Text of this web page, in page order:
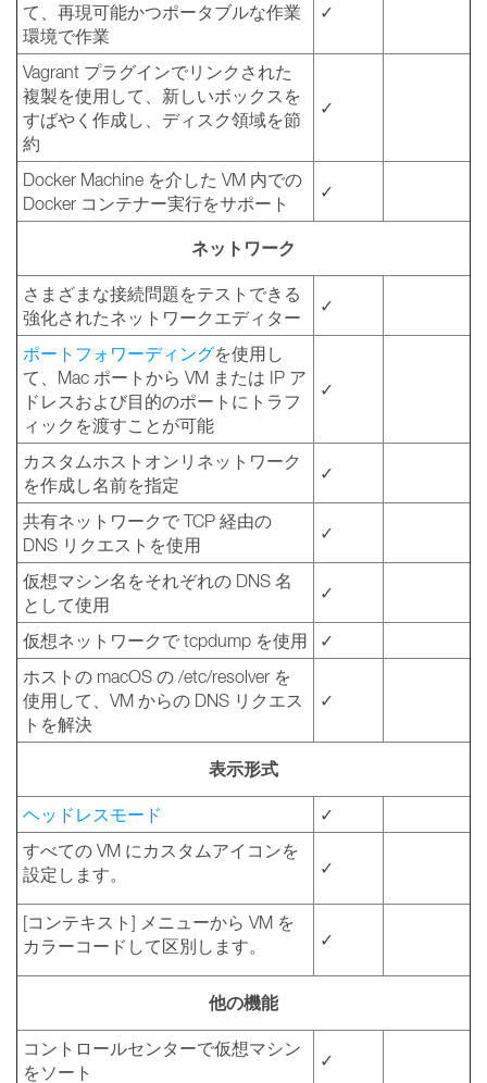
て、再現可能かつポータブルな作業
環境で作業
✓
Vagrant プラグインでリンクされた
複製を使用して、新しいボックスを
すばやく作成し、ディスク領域を節
約
✓
Docker Machine を介した VM 内での
Docker コンテナー実行をサポート
✓
ネットワーク
さまざまな接続問題をテストできる
強化されたネットワークエディター
✓
ポートフォワーディングを使用し
て、Mac ポートから VM または IP ア
ドレスおよび目的のポートにトラフ
ィックを渡すことが可能
✓
カスタムホストオンリネットワーク
を作成し名前を指定
✓
共有ネットワークで TCP 経由の
DNS リクエストを使用
✓
仮想マシン名をそれぞれの DNS 名
として使用
✓
仮想ネットワークで tcpdump を使用
✓
ホストの macOS の /etc/resolver を
使用して、VM からの DNS リクエス
トを解決
✓
表示形式
ヘッドレスモード
✓
すべての VM にカスタムアイコンを
設定します。
✓
[コンテキスト] メニューから VM を
カラーコードして区別します。
✓
他の機能
コントロールセンターで仮想マシン
をソート
✓